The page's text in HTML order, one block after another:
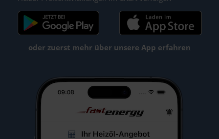
oder zuerst mehr über unsere App erfahren